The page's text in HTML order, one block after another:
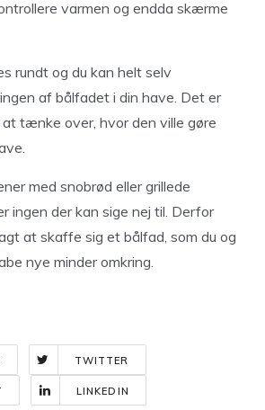
varmen og endda skærme
rundt og du kan helt selv
af bålfadet i din have. Det er
tænke over, hvor den ville gøre
med snobrød eller grillede
ingen der kan sige nej til. Derfor
at skaffe sig et bålfad, som du og
nye minder omkring.
TWITTER
LINKEDIN